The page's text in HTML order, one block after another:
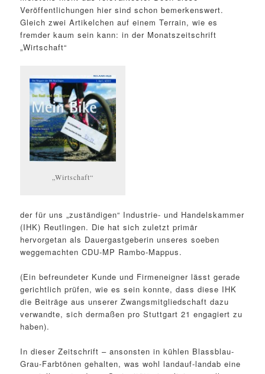
Veröffentlichungen hier sind schon bemerkenswert.
Gleich zwei Artikelchen auf einem Terrain, wie es
fremder kaum sein kann: in der Monatszeitschrift
„Wirtschaft“
„Wirtschaft“
der für uns „zuständigen“ Industrie- und Handelskammer
(IHK) Reutlingen. Die hat sich zuletzt primär
hervorgetan als Dauergastgeberin unseres soeben
weggemachten CDU-MP Rambo-Mappus.
(Ein befreundeter Kunde und Firmeneigner lässt gerade
gerichtlich prüfen, wie es sein konnte, dass diese IHK
die Beiträge aus unserer Zwangsmitgliedschaft dazu
verwandte, sich dermaßen pro Stuttgart 21 engagiert zu
haben).
In dieser Zeitschrift – ansonsten in kühlen Blassblau-
Grau-Farbtönen gehalten, was wohl landauf-landab eine